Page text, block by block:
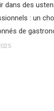
dans des
: un
de